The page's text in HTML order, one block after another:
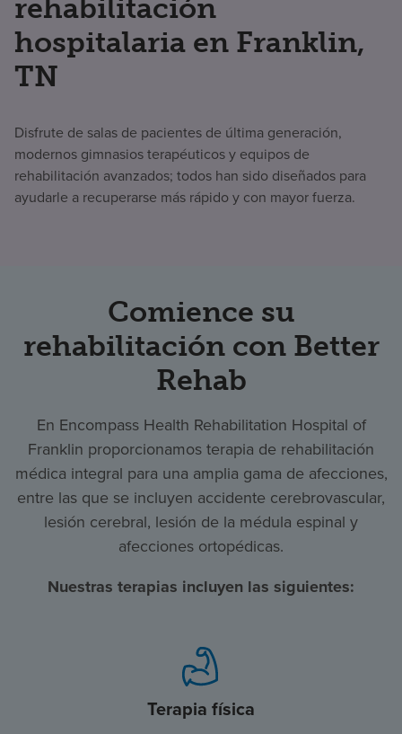
rehabilitación
hospitalaria en Franklin,
TN
Disfrute de salas de pacientes de última generación,
modernos gimnasios terapéuticos y equipos de
rehabilitación avanzados; todos han sido diseñados para
ayudarle a recuperarse más rápido y con mayor fuerza.
Comience su
rehabilitación con Better
Rehab
En Encompass Health Rehabilitation Hospital of
Franklin proporcionamos terapia de rehabilitación
médica integral para una amplia gama de afecciones,
entre las que se incluyen accidente cerebrovascular,
lesión cerebral, lesión de la médula espinal y
afecciones ortopédicas.
Nuestras terapias incluyen las siguientes:
Terapia física